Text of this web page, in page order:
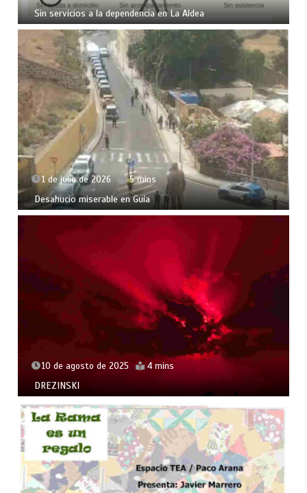
Sin servicios a la dependencia en La Aldea
1 de julio de 2026 5 mins
Desahucio miserable en Guía
10 de agosto de 2025 4 mins
DREZINSKI